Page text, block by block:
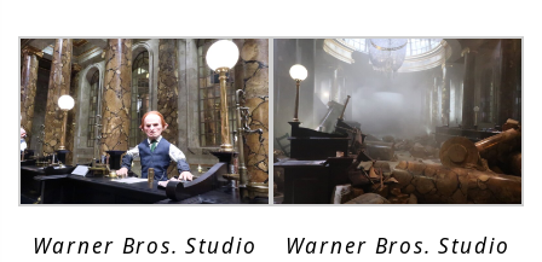
Warner Bros. Studio
Warner Bros. Studio